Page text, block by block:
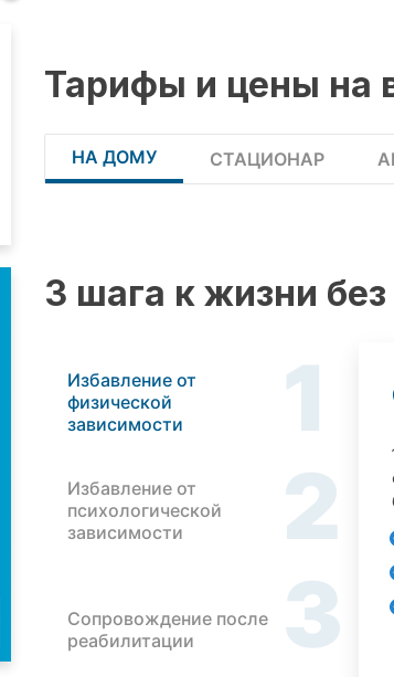
Тарифы и цены на
НА ДОМУ СТАЦИОНАР
3 шага к жизни
Избавление от
физической
зависимости
1
Избавление от
психологической
зависимости
2
Сопровождение после
реабилитации
3